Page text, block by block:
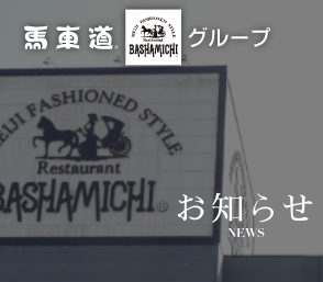
お知らせ
NEWS